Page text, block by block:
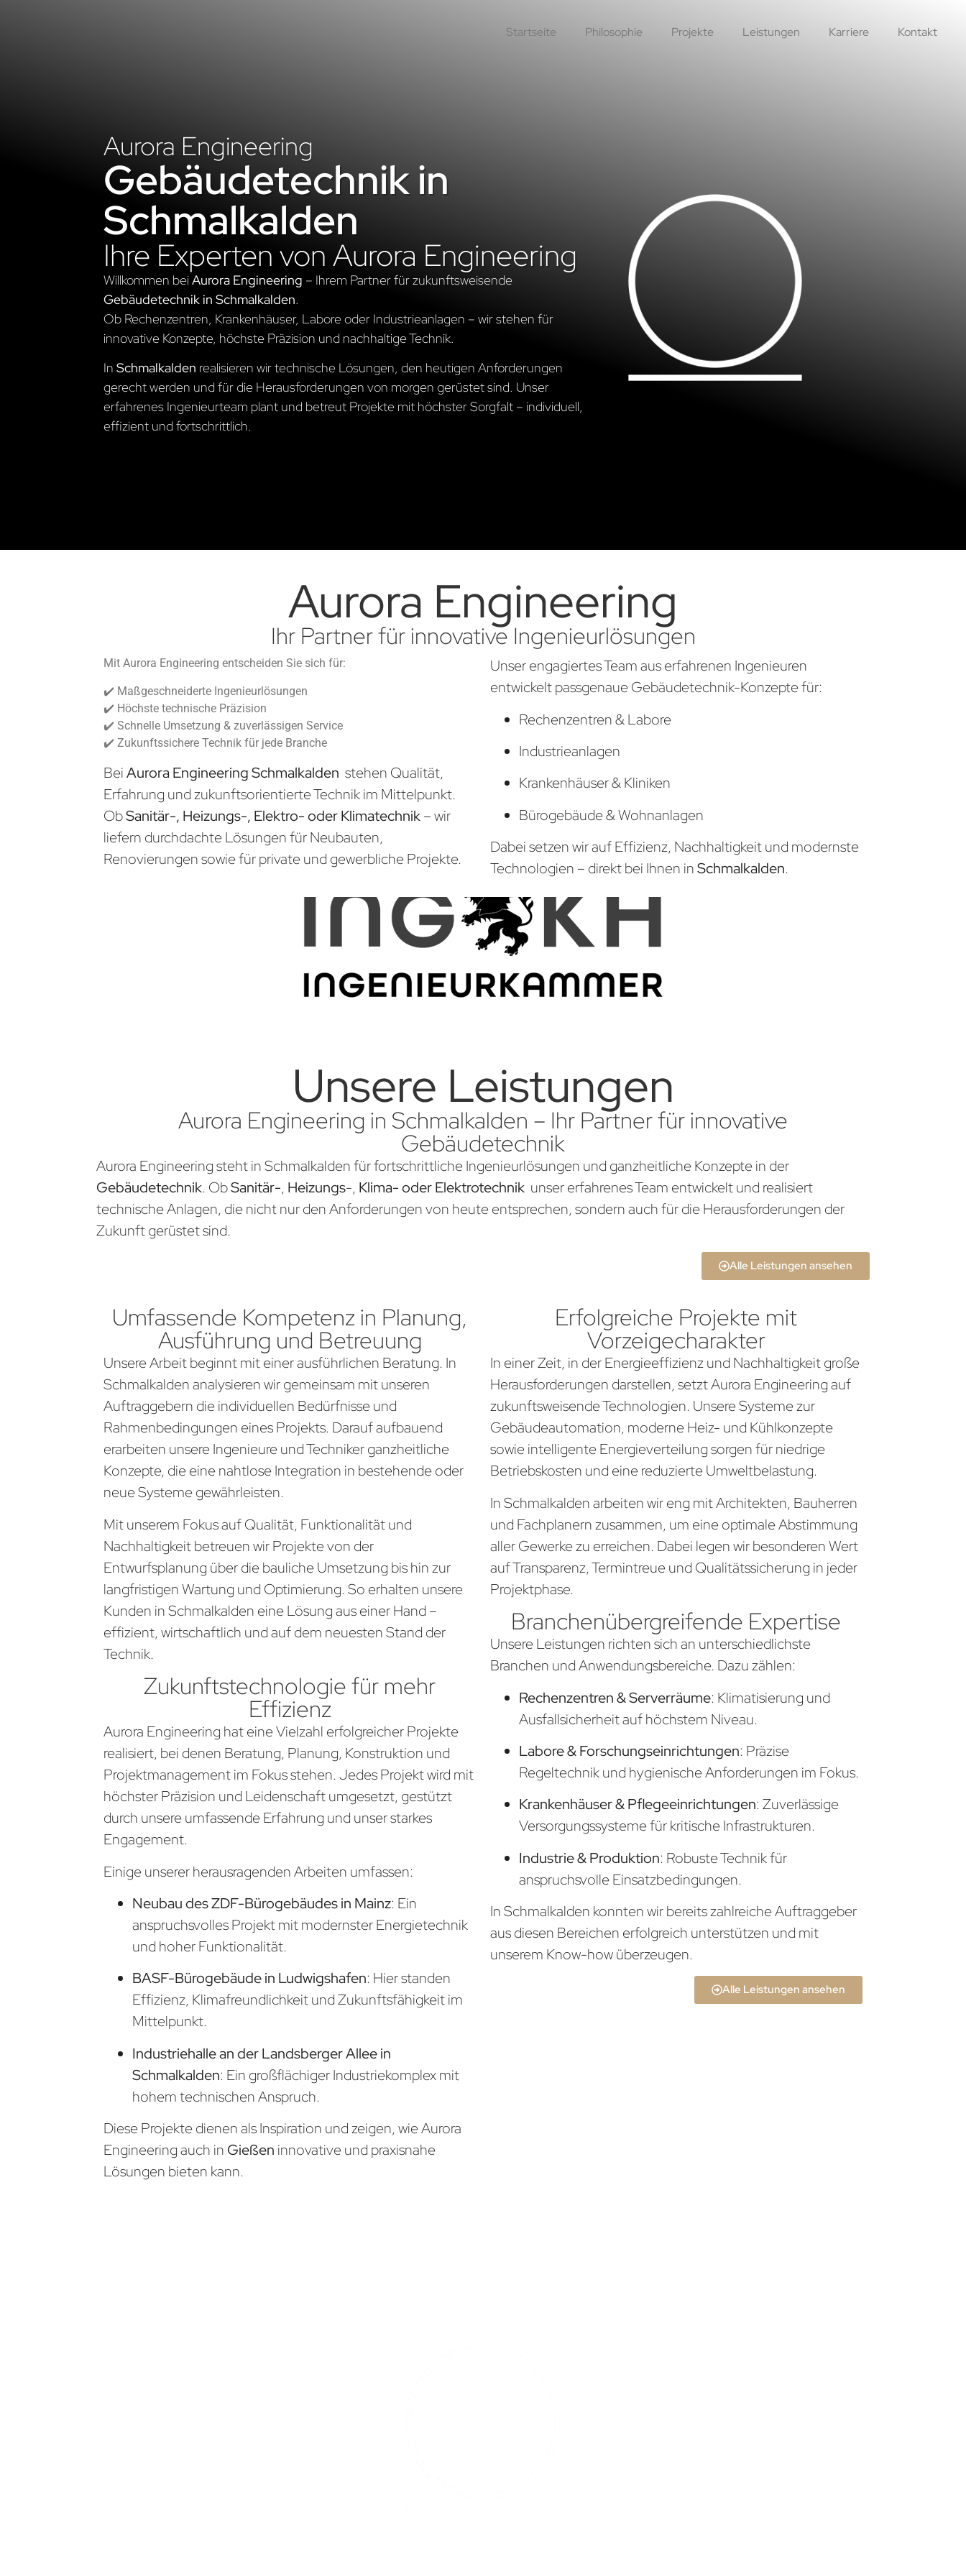
Startseite Philosophie Projekte Leistungen Karriere Kontakt
Aurora Engineering
Gebäudetechnik in
Schmalkalden
Ihre Experten von Aurora Engineering
Willkommen beiAurora Engineering – Ihrem Partner für zukunftsweisende
Gebäudetechnik in Schmalkalden.
Ob Rechenzentren, Krankenhäuser, Labore oder Industrieanlagen – wir stehen für
innovative Konzepte, höchste Präzision und nachhaltige Technik.
InSchmalkalden realisieren wir technische Lösungen, den heutigen Anforderungen
gerecht werden und für die Herausforderungen von morgen gerüstet sind. Unser
erfahrenes Ingenieurteam plant und betreut Projekte mit höchster Sorgfalt – individuell,
effizient und fortschrittlich.
Aurora Engineering
Ihr Partner für innovative Ingenieurlösungen
Mit Aurora Engineering entscheiden Sie sich für:
✔️ Maßgeschneiderte Ingenieurlösungen
✔️ Höchste technische Präzision
✔️ Schnelle Umsetzung & zuverlässigen Service
✔️ Zukunftssichere Technik für jede Branche
BeiAurora Engineering Schmalkalden stehen Qualität,
Erfahrung und zukunftsorientierte Technik im Mittelpunkt.
ObSanitär-, Heizungs-, Elektro- oder Klimatechnik– wir
liefern durchdachte Lösungen für Neubauten,
Renovierungen sowie für private und gewerbliche Projekte.
Unser engagiertes Team aus erfahrenen Ingenieuren
entwickelt passgenaue Gebäudetechnik-Konzepte für:
Rechenzentren & Labore
Industrieanlagen
Krankenhäuser & Kliniken
Bürogebäude & Wohnanlagen
Dabei setzen wir auf Effizienz, Nachhaltigkeit und modernste
Technologien – direkt bei Ihnen inSchmalkalden.
Unsere Leistungen
Aurora Engineering in Schmalkalden – Ihr Partner für innovative
Gebäudetechnik
Aurora Engineering steht in Schmalkalden für fortschrittliche Ingenieurlösungen und ganzheitliche Konzepte in der
Gebäudetechnik. ObSanitär-, Heizungs-, Klima- oder Elektrotechnik unser erfahrenes Team entwickelt und realisiert
technische Anlagen, die nicht nur den Anforderungen von heute entsprechen, sondern auch für die Herausforderungen der
Zukunft gerüstet sind.
Alle Leistungen ansehen
Umfassende Kompetenz in Planung,
Ausführung und Betreuung
Unsere Arbeit beginnt mit einer ausführlichen Beratung. In
Schmalkalden analysieren wir gemeinsam mit unseren
Auftraggebern die individuellen Bedürfnisse und
Rahmenbedingungen eines Projekts. Darauf aufbauend
erarbeiten unsere Ingenieure und Techniker ganzheitliche
Konzepte, die eine nahtlose Integration in bestehende oder
neue Systeme gewährleisten.
Mit unserem Fokus auf Qualität, Funktionalität und
Nachhaltigkeit betreuen wir Projekte von der
Entwurfsplanung über die bauliche Umsetzung bis hin zur
langfristigen Wartung und Optimierung. So erhalten unsere
Kunden in Schmalkalden eine Lösung aus einer Hand –
effizient, wirtschaftlich und auf dem neuesten Stand der
Technik.
Zukunftstechnologie für mehr
Effizienz
Aurora Engineering hat eine Vielzahl erfolgreicher Projekte
realisiert, bei denen Beratung, Planung, Konstruktion und
Projektmanagement im Fokus stehen. Jedes Projekt wird mit
höchster Präzision und Leidenschaft umgesetzt, gestützt
durch unsere umfassende Erfahrung und unser starkes
Engagement.
Einige unserer herausragenden Arbeiten umfassen:
Neubau des ZDF-Bürogebäudes in Mainz: Ein
anspruchsvolles Projekt mit modernster Energietechnik
und hoher Funktionalität.
BASF-Bürogebäude in Ludwigshafen: Hier standen
Effizienz, Klimafreundlichkeit und Zukunftsfähigkeit im
Mittelpunkt.
Industriehalle an der Landsberger Allee in
Schmalkalden: Ein großflächiger Industriekomplex mit
hohem technischen Anspruch.
Diese Projekte dienen als Inspiration und zeigen, wie Aurora
Engineering auch in Gießen innovative und praxisnahe
Lösungen bieten kann.
Erfolgreiche Projekte mit
Vorzeigecharakter
In einer Zeit, in der Energieeffizienz und Nachhaltigkeit große
Herausforderungen darstellen, setzt Aurora Engineering auf
zukunftsweisende Technologien. Unsere Systeme zur
Gebäudeautomation, moderne Heiz- und Kühlkonzepte
sowie intelligente Energieverteilung sorgen für niedrige
Betriebskosten und eine reduzierte Umweltbelastung.
In Schmalkalden arbeiten wir eng mit Architekten, Bauherren
und Fachplanern zusammen, um eine optimale Abstimmung
aller Gewerke zu erreichen. Dabei legen wir besonderen Wert
auf Transparenz, Termintreue und Qualitätssicherung in jeder
Projektphase.
Branchenübergreifende Expertise
Unsere Leistungen richten sich an unterschiedlichste
Branchen und Anwendungsbereiche. Dazu zählen:
Rechenzentren & Serverräume: Klimatisierung und
Ausfallsicherheit auf höchstem Niveau.
Labore & Forschungseinrichtungen: Präzise
Regeltechnik und hygienische Anforderungen im Fokus.
Krankenhäuser & Pflegeeinrichtungen: Zuverlässige
Versorgungssysteme für kritische Infrastrukturen.
Industrie & Produktion: Robuste Technik für
anspruchsvolle Einsatzbedingungen.
In Schmalkalden konnten wir bereits zahlreiche Auftraggeber
aus diesen Bereichen erfolgreich unterstützen und mit
unserem Know-how überzeugen.
Alle Leistungen ansehen